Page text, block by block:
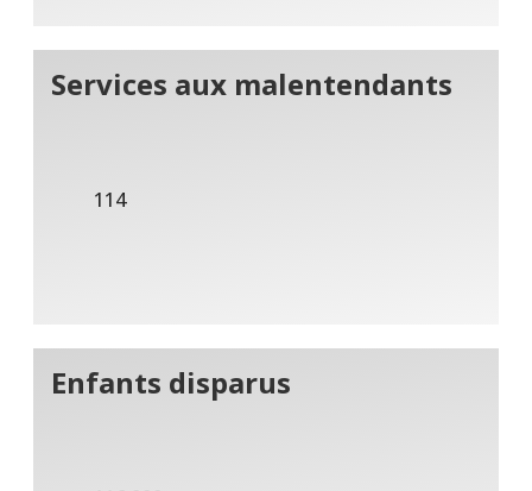
Services aux malentendants
114
Enfants disparus